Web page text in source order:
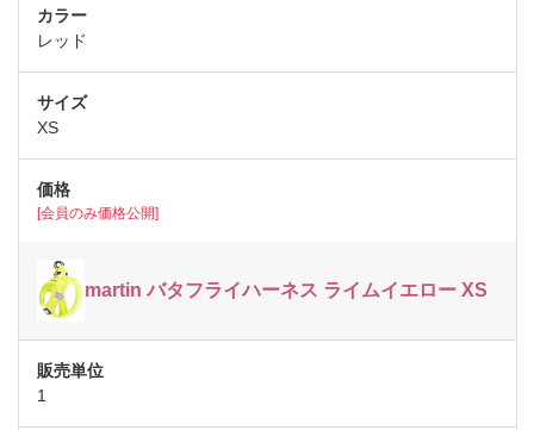
レッド
XS
[会員のみ価格公開]
martin バタフライハーネス ライムイエロー XS
1